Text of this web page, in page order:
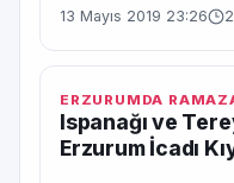
13 Mayıs 2019 23:26
ERZURUMDA
Ispanağı ve
Erzurum İcadı